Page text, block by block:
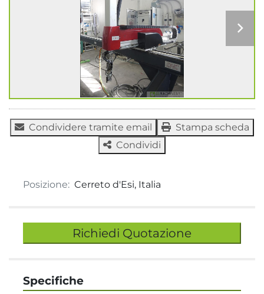
Condividere tramite email
Stampa scheda
Condividi
Posizione: Cerreto d'Esi, Italia
Richiedi Quotazione
Specifiche